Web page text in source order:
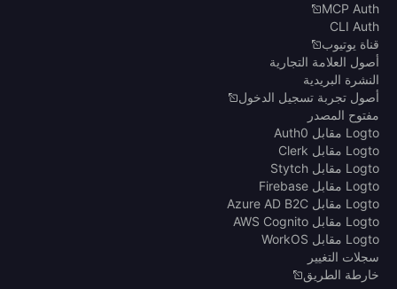
MCP Auth
CLI Auth
قناة يوتيوب
أصول العلامة التجارية
النشرة البريدية
أصول تجربة تسجيل الدخول
مفتوح المصدر
Logto مقابل Auth0
Logto مقابل Clerk
Logto مقابل Stytch
Logto مقابل Firebase
Logto مقابل Azure AD B2C
Logto مقابل AWS Cognito
Logto مقابل WorkOS
سجلات التغيير
خارطة الطريق